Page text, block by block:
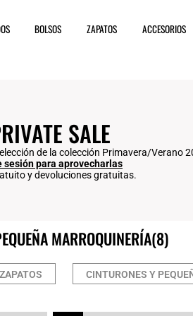
BOLSOS ZAPATOS ACCESORIOS
SALE
de la colección Primavera/Verano
sesión para aprovecharlas
y devoluciones gratuitas.
MARROQUINERÍA(8)
ZAPATOS CINTURONES Y